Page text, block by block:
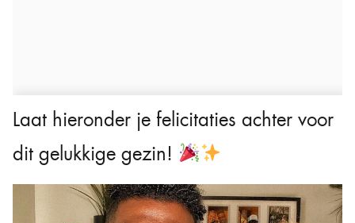
Laat hieronder je felicitaties achter voor
dit gelukkige gezin!